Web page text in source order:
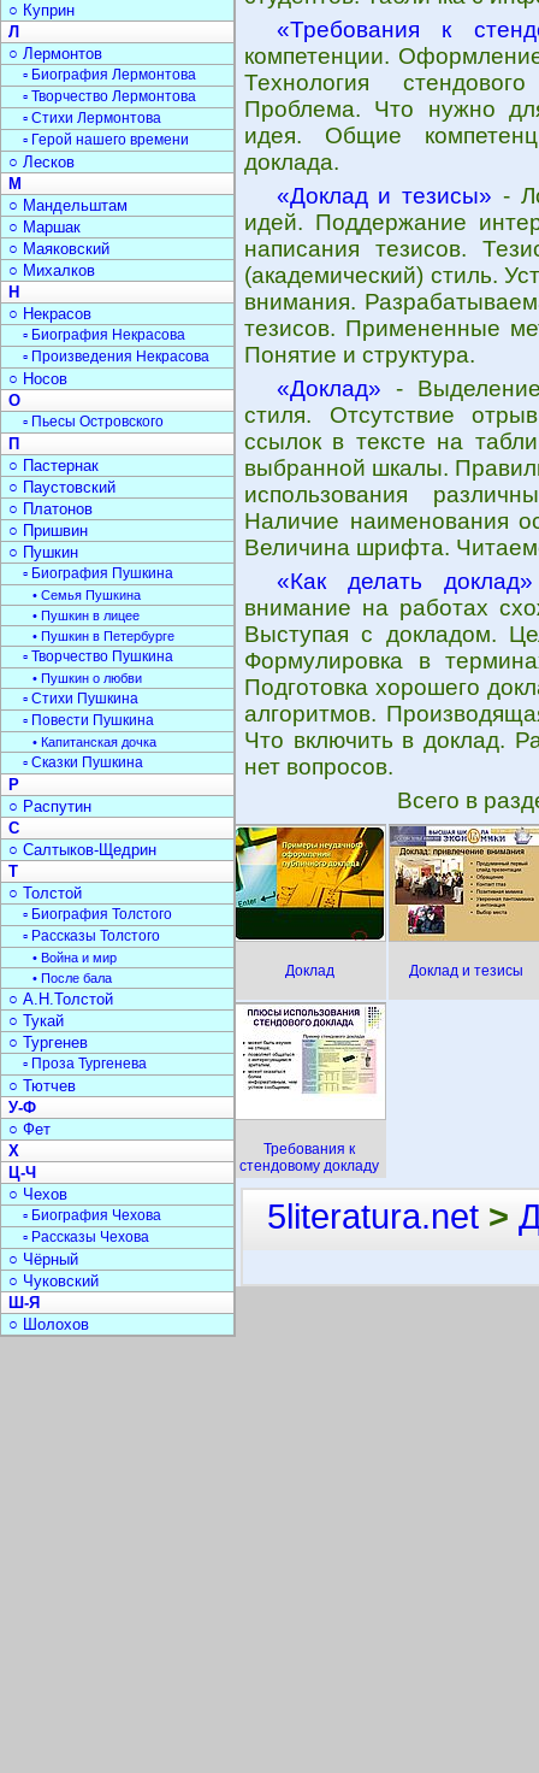
«Требования к
компетенции.
Технология
Проблема. Что нужно
идея. Общие
доклада.
«Доклад и тезисы» -
идей. Поддержание
написания тезисов.
(академический) стиль.
внимания.
тезисов. Примененные
Понятие и структура.
«Доклад» - Выделение
стиля. Отсутствие
ссылок в тексте на
выбранной шкалы.
использования
Наличие наименования
Величина шрифта.
«Как делать доклад»
внимание на работах
Выступая с докладом.
Формулировка в
Подготовка хорошего
алгоритмов.
Что включить в доклад.
нет вопросов.
Всего в
Доклад Доклад и тезисы
Требования к
стендовому докладу
○ Куприн
Л
○ Лермонтов
▫ Биография Лермонтова
▫ Творчество Лермонтова
▫ Стихи Лермонтова
▫ Герой нашего времени
○ Лесков
М
○ Мандельштам
○ Маршак
○ Маяковский
○ Михалков
Н
○ Некрасов
▫ Биография Некрасова
▫ Произведения Некрасова
○ Носов
О
▫ Пьесы Островского
П
○ Пастернак
○ Паустовский
○ Платонов
○ Пришвин
○ Пушкин
▫ Биография Пушкина
• Семья Пушкина
• Пушкин в лицее
• Пушкин в Петербурге
▫ Творчество Пушкина
• Пушкин о любви
▫ Стихи Пушкина
▫ Повести Пушкина
• Капитанская дочка
▫ Сказки Пушкина
Р
○ Распутин
С
○ Салтыков-Щедрин
Т
○ Толстой
▫ Биография Толстого
▫ Рассказы Толстого
• Война и мир
• После бала
○ А.Н.Толстой
○ Тукай
○ Тургенев
▫ Проза Тургенева
○ Тютчев
У-Ф
○ Фет
Х
Ц-Ч
○ Чехов
▫ Биография Чехова
▫ Рассказы Чехова
○ Чёрный
○ Чуковский
Ш-Я
○ Шолохов
5literatura.net >